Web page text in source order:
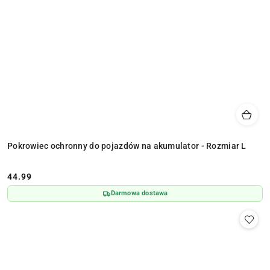
Pokrowiec ochronny do pojazdów na akumulator - Rozmiar L
Cena:
44.99
Darmowa dostawa